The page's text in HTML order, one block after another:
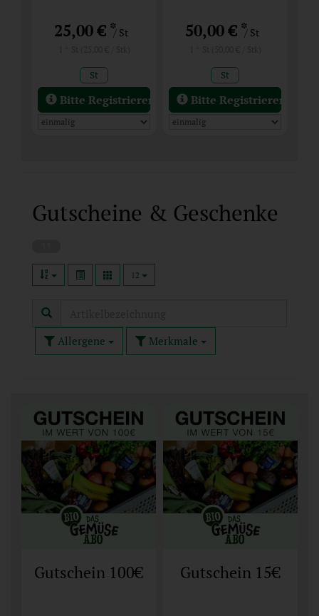
25,00 € *
/ St
St
Bitte Registrieren / Einloggen
50,00 € *
/ St
St
Bitte Registrieren /
Gutscheine & Geschenke
12
Allergene Merkmale
Gutschein 100€ Gutschein 15€